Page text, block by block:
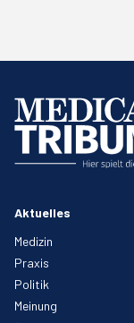
Aktuelles
Medizin
Praxis
Politik
Meinung